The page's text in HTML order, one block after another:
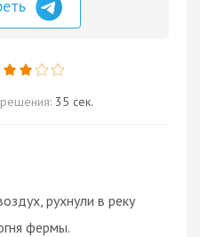
35 сек.
рухнули в реку
фермы.